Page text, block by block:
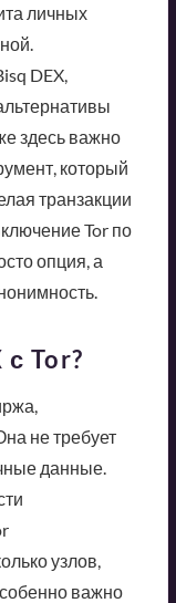
личных
DEX,
здесь важно
который
транзакции
Tor по
опция, а
Tor?
не требует
данные.
узлов,
важно